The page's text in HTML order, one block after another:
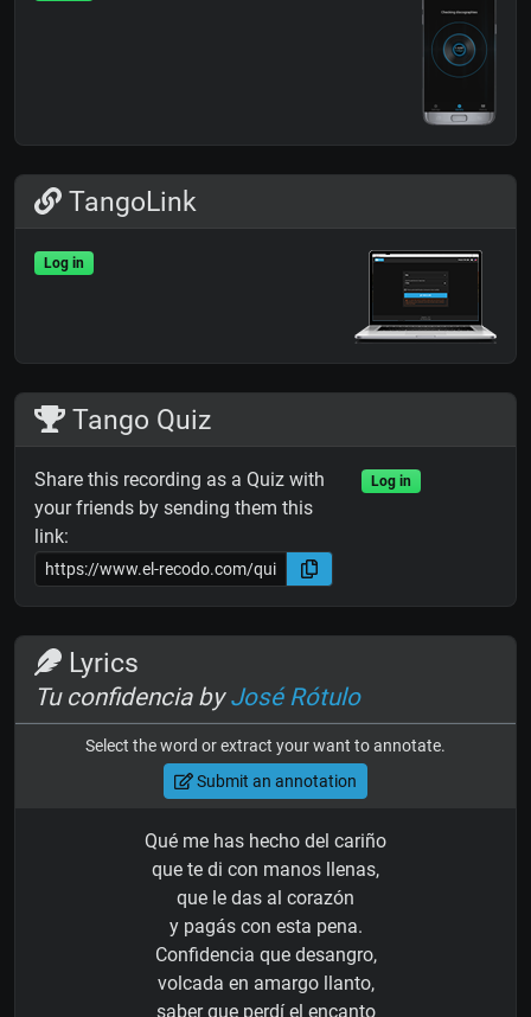
TangoLink
Log in
Tango Quiz
Share this recording as a Quiz with
your friends by sending them this
link:
Log in
Lyrics
Tu confidencia byJosé Rótulo
Select the word or extract your want to annotate.
Submit an annotation
Qué me has hecho del cariño
que te di con manos llenas,
que le das al corazón
y pagás con esta pena.
Confidencia que desangro,
volcada en amargo llanto,
saber que perdí el encanto